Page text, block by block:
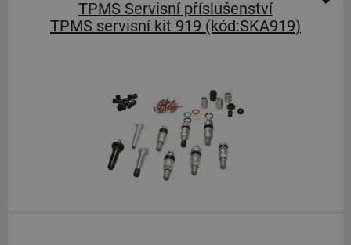
TPMS Servisní příslušenství
TPMS servisní kit 919 (kód:SKA919)